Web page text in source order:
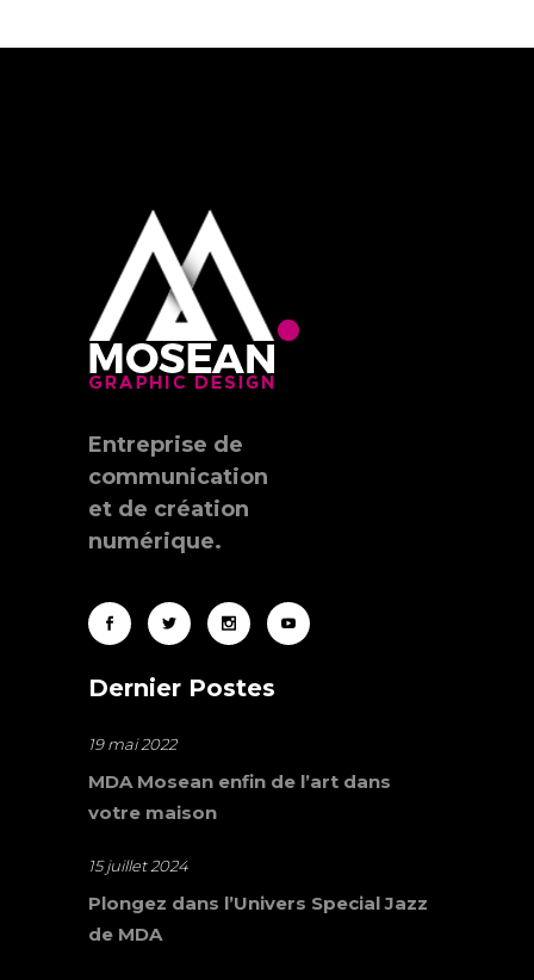
Entreprise de
communication
et de création
numérique.
Dernier Postes
19 mai 2022
MDA Mosean enfin de l’art dans
votre maison
15 juillet 2024
Plongez dans l’Univers Special Jazz
de MDA